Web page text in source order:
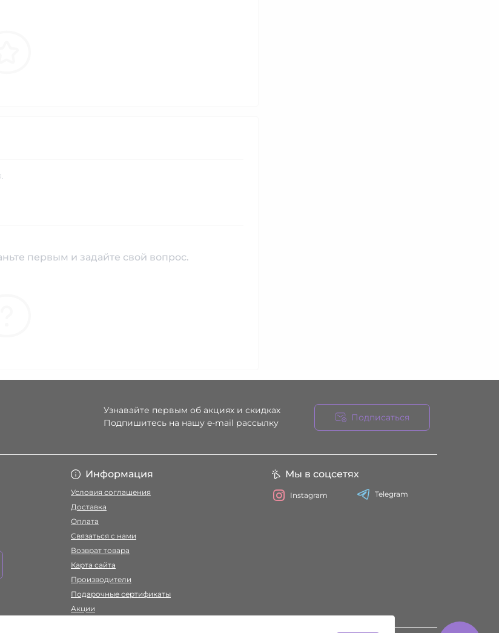
первым и задайте свой вопрос.
Узнавайте первым об акциях и скидках
Подпишитесь на нашу e-mail рассылку
Подписаться
Информация
Условия соглашения
Доставка
Оплата
Связаться с нами
Возврат товара
Карта сайта
Производители
Подарочные сертификаты
Акции
Мы в соцсетях
Instagram Telegram